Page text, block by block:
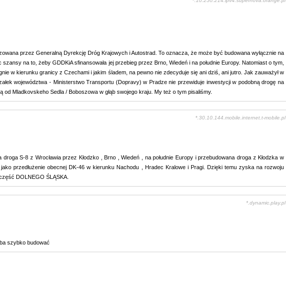
przez Generalną Dyrekcję Dróg Krajowych i Autostrad. To oznacza, że może być budowana wyłącznie na
na to, żeby GDDKiA sfinansowała jej przebieg przez Brno, Wiedeń i na południe Europy. Natomiast o tym,
w kierunku granicy z Czechami i jakim śladem, na pewno nie zdecyduje się ani dziś, ani jutro. Jak zauważył w
województwa - Ministerstwo Transportu (Dopravy) w Pradze nie przewiduje inwestycji w podobną drogę na
od Mladkovskeho Sedla / Boboszowa w głąb swojego kraju. My też o tym pisaliśmy.
*.30.10.144.mobile.internet.t-mobile.pl
droga S-8 z Wrocławia przez Kłodzko , Brno , Wiedeń , na południe Europy i przebudowana droga z Kłodzka w
przedłużenie obecnej DK-46 w kierunku Nachodu , Hradec Kralowe i Pragi. Dzięki temu zyska na rozwoju
DOLNEGO ŚLĄSKA.
*.dynamic.play.pl
szybko budować